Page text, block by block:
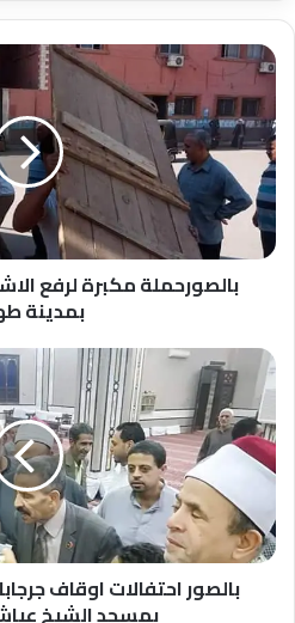
بالصورحملة
مكبرة
لرفع
الاشغالات
وضبط
الأسواق
بمدينة
طهطا
بالصورحملة مكبرة لرفع
بمدينة
بالصور
احتفالات
اوقاف
جرجابالمولد
النبوي
الشريف
بمسجد
الشيخ
عياش
الشوربجيبالصور احتفالات اوقاف
بمسجد الشيخ